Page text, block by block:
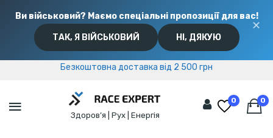
Ви військовий? Маємо спеціальні пропозиції для вас!
ТАК, Я ВІЙСЬКОВИЙ НІ, ДЯКУЮ
✕
Безкоштовна доставка від 2 500 грн
Безкоштовна доставка від 2 500 грн
Здоров’я | Рух | Енергія
0 0